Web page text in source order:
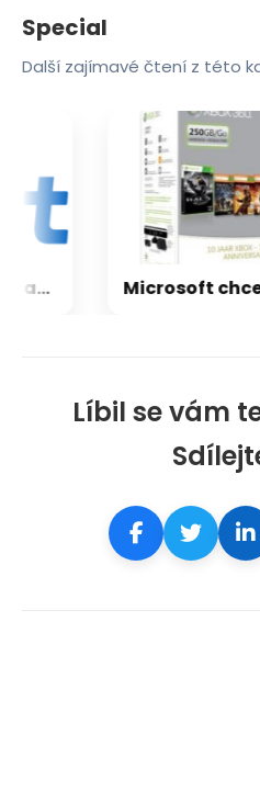
Líbil se vám
Special
Další zajímavé čtení z této
CXMT odmítla požadavky Applu, nenechá si diktovat ceny